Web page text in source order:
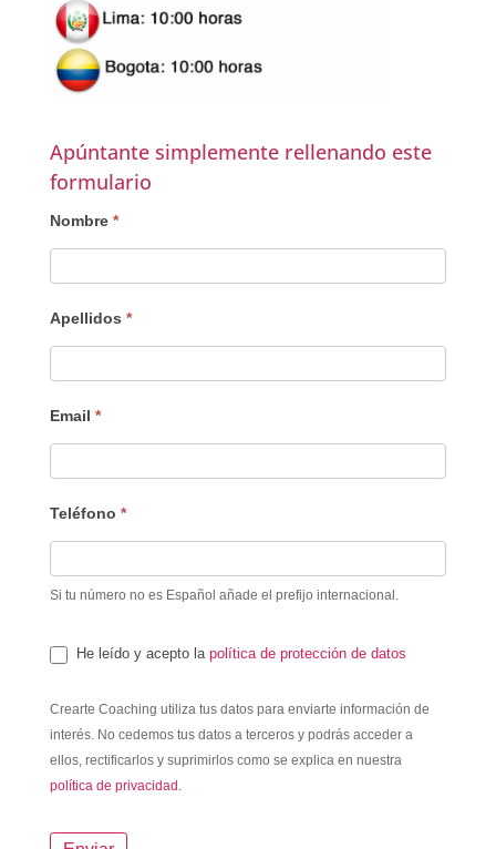
Apúntante simplemente rellenando este
formulario
Interesado
Nombre *
Apellidos *
Email *
Teléfono *
Si tu número no es Español añade el prefijo internacional.
He leído y acepto la política de protección de datos
Crearte Coaching utiliza tus datos para enviarte información de
interés. No cedemos tus datos a terceros y podrás acceder a
ellos, rectificarlos y suprimirlos como se explica en nuestra
política de privacidad.